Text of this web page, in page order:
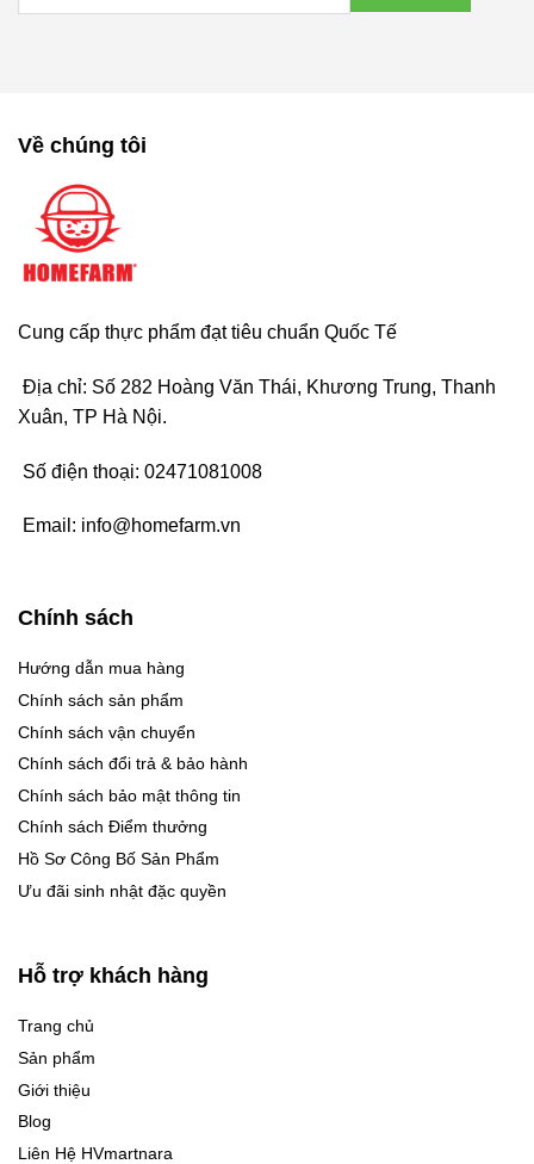
Về chúng tôi
Cung cấp thực phẩm đạt tiêu chuẩn Quốc Tế
Địa chỉ: Số 282 Hoàng Văn Thái, Khương Trung, Thanh
Xuân, TP Hà Nội.
Số điện thoại: 02471081008
Email: info@homefarm.vn
Chính sách
Hướng dẫn mua hàng
Chính sách sản phẩm
Chính sách vận chuyển
Chính sách đổi trả & bảo hành
Chính sách bảo mật thông tin
Chính sách Điểm thưởng
Hồ Sơ Công Bố Sản Phẩm
Ưu đãi sinh nhật đặc quyền
Hỗ trợ khách hàng
Trang chủ
Sản phẩm
Giới thiệu
Blog
Liên Hệ HVmartnara